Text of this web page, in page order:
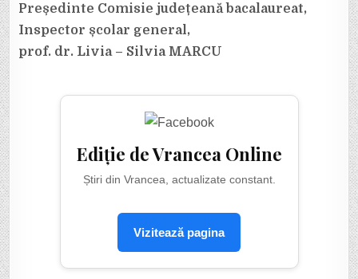
Președinte Comisie județeană bacalaureat,
Inspector școlar general,
prof. dr. Livia – Silvia MARCU
Ediție de Vrancea Online
Știri din Vrancea, actualizate constant.
Vizitează pagina